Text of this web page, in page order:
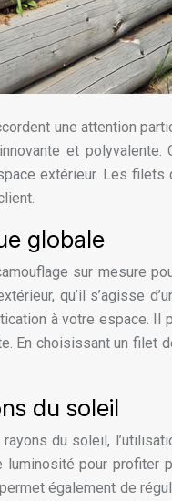
une attention
et
extérieur. Les
globale
sur mesure
qu’il s’agisse
à votre espace.
En choisissant un filet
du soleil
du soleil,
pour
également de